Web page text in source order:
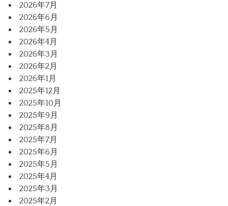
2026年7月
2026年6月
2026年5月
2026年4月
2026年3月
2026年2月
2026年1月
2025年12月
2025年10月
2025年9月
2025年8月
2025年7月
2025年6月
2025年5月
2025年4月
2025年3月
2025年2月